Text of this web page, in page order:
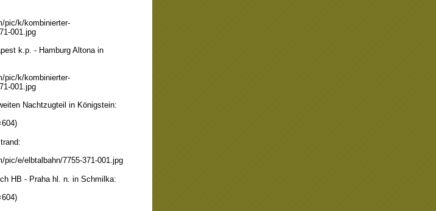
k.p. - Hamburg Altona in
Nachtzugteil in Königstein:
HB - Praha hl. n. in Schmilka: